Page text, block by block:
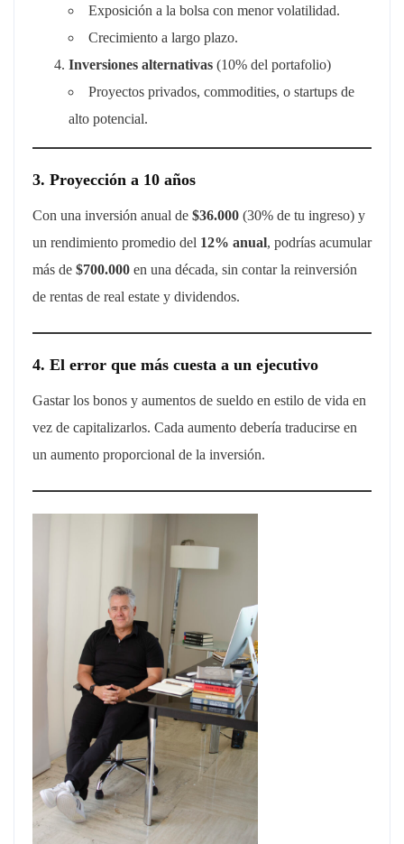
Exposición a la bolsa con menor volatilidad.
Crecimiento a largo plazo.
Inversiones alternativas (10% del portafolio)
Proyectos privados, commodities, o startups de
alto potencial.
3. Proyección a 10 años
Con una inversión anual de $36.000 (30% de tu ingreso) y
un rendimiento promedio del 12% anual, podrías acumular
más de $700.000 en una década, sin contar la reinversión
de rentas de real estate y dividendos.
4. El error que más cuesta a un ejecutivo
Gastar los bonos y aumentos de sueldo en estilo de vida en
vez de capitalizarlos. Cada aumento debería traducirse en
un aumento proporcional de la inversión.